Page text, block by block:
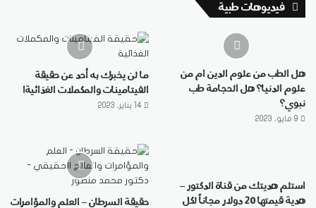
فيديوهات طبية
هل الطب من علوم الدين ام من
علوم الدنيا؟ هل الحجامة طب
نبوي؟
9 مايو، 2023
ما لن يخبرك به أحد عن حقيقة
الفيتامينات والمكملات الغذائية!
14 يناير، 2023
استلم هديتك من قناة الدكتور –
هدية قيمتها 20 دولار مجاناً لكل
حقيقة السرطان – العلم والمؤامرات